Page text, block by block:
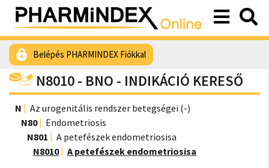
Belépés PHARMINDEX Fiókkal
N8010 - BNO - INDIKÁCIÓ KERESŐ
N
Az urogenitális rendszer betegségei (-)
N80
Endometriosis
N801
A petefészek endometriosisa
N8010
A petefészek endometriosisa